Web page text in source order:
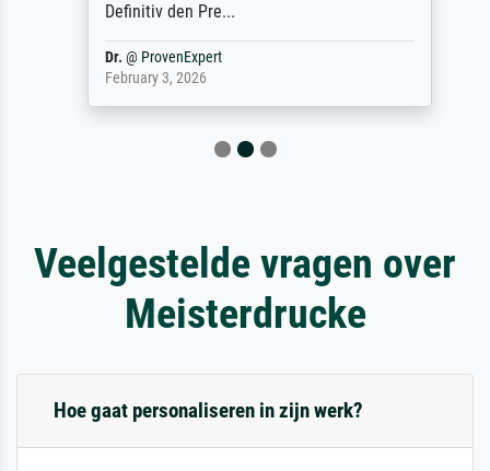
Definitiv den Pre...
Dr.@ProvenExpert
February 3, 2026
Veelgestelde vragen over
Meisterdrucke
Hoe gaat personaliseren in zijn werk?